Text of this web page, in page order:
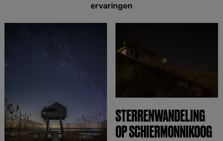
ervaringen
STERRENWANDELING
OP SCHIERMONNIKOOG